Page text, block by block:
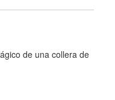
de una collera de